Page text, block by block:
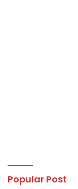
Popular Post